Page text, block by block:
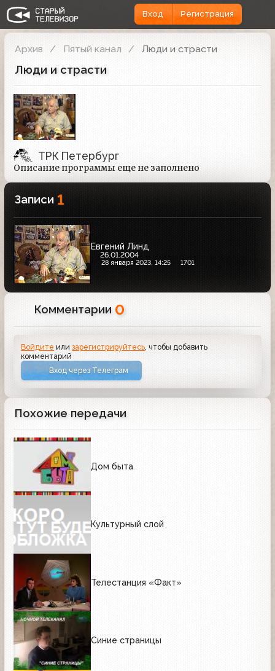
Вход Регистрация
Архив Пятый канал Люди и страсти
Люди и страсти
ТРК Петербург
Описание программы еще не заполнено
Записи 1
Евгений Линд
26.01.2004
28 января 2023, 14:25 1701
Комментарии 0
Войдите илизарегистрируйтесь, чтобы добавить
комментарий
Вход через Телеграм
Похожие передачи
Дом быта
Культурный слой
Телестанция «Факт»
Синие страницы